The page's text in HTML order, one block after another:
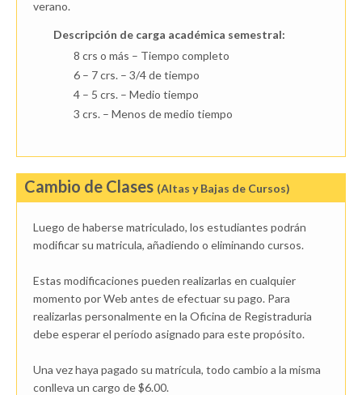
verano.
Descripción de carga académica semestral:
8 crs o más – Tiempo completo
6 – 7 crs. – 3/4 de tiempo
4 – 5 crs. – Medio tiempo
3 crs. – Menos de medio tiempo
Cambio de Clases (Altas y Bajas de Cursos)
Luego de haberse matriculado, los estudiantes podrán
modificar su matricula, añadiendo o eliminando cursos.
Estas modificaciones pueden realizarlas en cualquier
momento por Web antes de efectuar su pago. Para
realizarlas personalmente en la Oficina de Registraduria
debe esperar el período asignado para este propósito.
Una vez haya pagado su matrícula, todo cambio a la misma
conlleva un cargo de $6.00.